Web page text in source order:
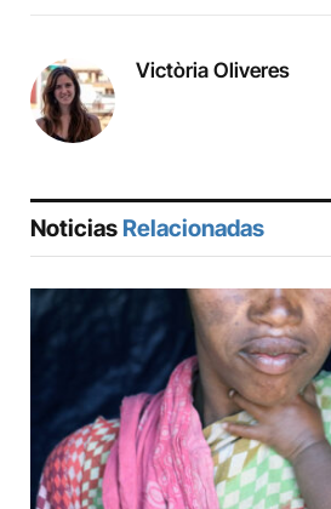
Victòria Oliveres
Noticias Relacionadas